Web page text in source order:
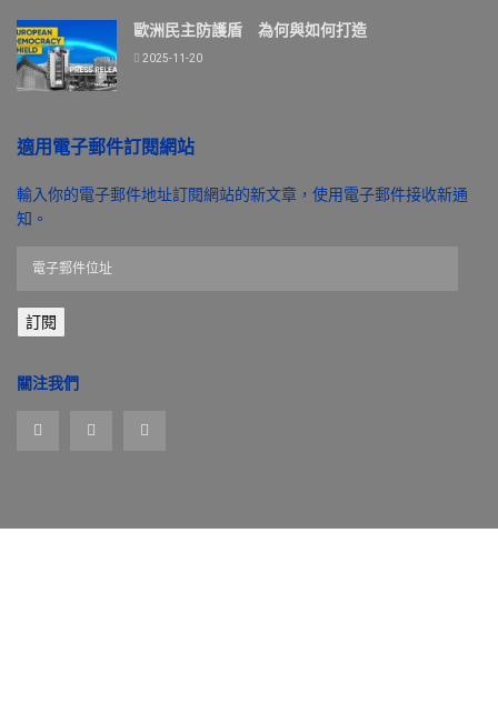
歐洲民主防護盾 為何與如何打造
2025-11-20
適用電子郵件訂閱網站
輸入你的電子郵件地址訂閱網站的新文章，使用電子郵件接收新通
知。
郵
件
址
訂閱
關注我們